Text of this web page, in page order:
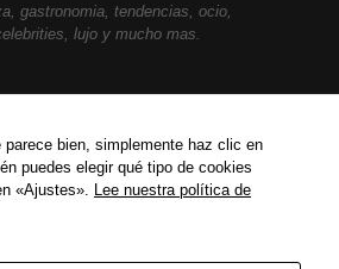
gastronomia, tendencias, ocio,
lujo y mucho mas.
bien, simplemente haz clic en
puedes elegir qué tipo de cookies
«Ajustes». Lee nuestra política de